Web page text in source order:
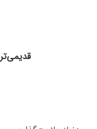
قدیمی‌تر